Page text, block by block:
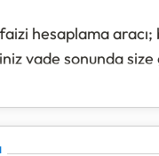
hesaplama aracı;
vade sonunda
Vergisi)" oranı